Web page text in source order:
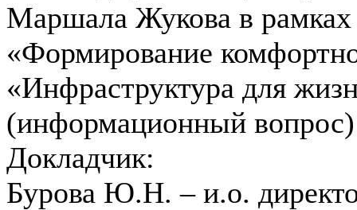
Маршала Жукова в рамках
«Формирование
«Инфраструктура для
(информационный вопрос)
Докладчик:
Бурова Ю.Н. – и.о.